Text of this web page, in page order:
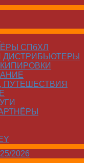
СПбХЛ
ДИСТРИБЬЮТЕРЫ
ПУТЕШЕСТВИЯ
2026